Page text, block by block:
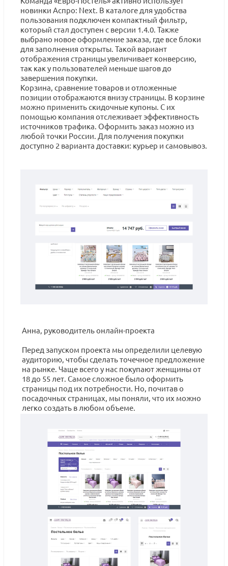
новинки Аспро: Next. В каталоге для удобства
пользования подключен компактный фильтр,
который стал доступен с версии 1.4.0. Также
выбрано новое оформление заказа, где все блоки
для заполнения открыты. Такой вариант
отображения страницы увеличивает конверсию,
так как у пользователей меньше шагов до
завершения покупки.
Корзина, сравнение товаров и отложенные
позиции отображаются внизу страницы. В корзине
можно применить скидочные купоны. С их
помощью компания отслеживает эффективность
источников трафика. Оформить заказ можно из
любой точки России. Для получения покупки
доступно 2 варианта доставки: курьер и самовывоз.
Анна, руководитель онлайн-проекта
Перед запуском проекта мы определили целевую
аудиторию, чтобы сделать точечное предложение
на рынке. Чаще всего у нас покупают женщины от
18 до 55 лет. Самое сложное было оформить
страницы под их потребности. Но, почитав о
посадочных страницах, мы поняли, что их можно
легко создать в любом объеме.